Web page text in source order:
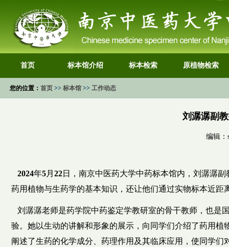
首页 标本馆介绍 标本检索 原植物检索
您的位置： 首页 >> 标本馆 >> 工作动态
刘潺潺副
编辑
2024年5月 22日，南京中医药大学中药标本馆内，刘潺潺副
药用植物与生药学的基本知识，还让他们通过实物标本近距
刘潺潺老师是药学院中药鉴定学教研室的骨干教师，也是
验。她以生动的讲解和形象的展示，向同学们介绍了药用
阐述了生药的化学成分、药理作用及其临床应用，使同学们